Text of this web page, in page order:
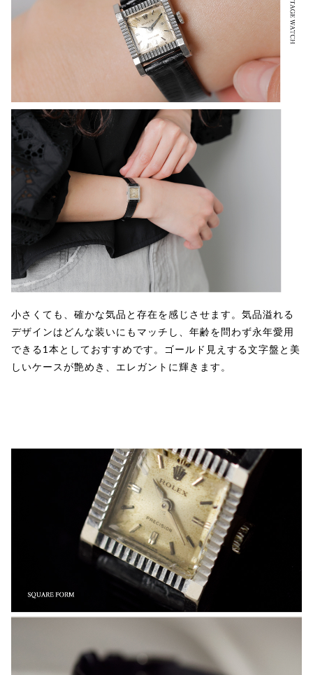
小さくても、確かな気品と存在を感じさせます。気品溢れる
デザインはどんな装いにもマッチし、年齢を問わず永年愛用
できる1本としておすすめです。ゴールド見えする文字盤と美
しいケースが艶めき、エレガントに輝きます。